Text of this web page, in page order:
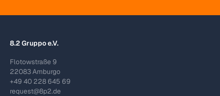
8.2 Gruppo e.V.
Flotowstraße 9
22083 Amburgo
+49 40 228 645 69
request@8p2.de